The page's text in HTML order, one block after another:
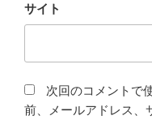
サイト
次回のコメントで
前、メールアドレス、